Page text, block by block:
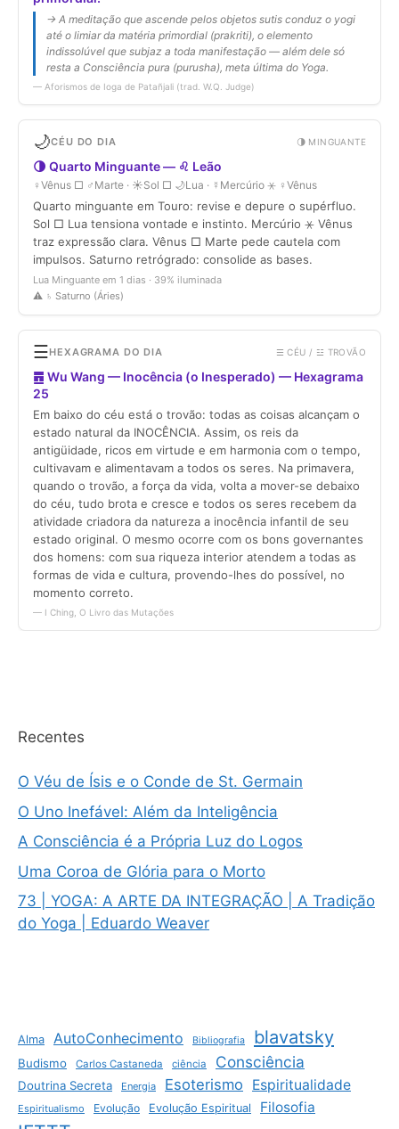
Recentes
O Véu de Ísis e o Conde de St. Germain
O Uno Inefável: Além da Inteligência
A Consciência é a Própria Luz do Logos
Uma Coroa de Glória para o Morto
73 | YOGA: A ARTE DA INTEGRAÇÃO | A Tradição
do Yoga | Eduardo Weaver
Alma AutoConhecimento Bibliografia blavatsky
Budismo Carlos Castaneda ciência Consciência
Doutrina Secreta Energia Esoterismo Espiritualidade
Espiritualismo Evolução Evolução Espiritual Filosofia